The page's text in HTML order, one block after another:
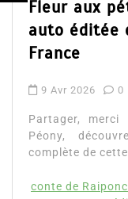
Fleur aux
auto éditée
France
9 Avr 2026 0
Partager,
Péony,
complète de
conte de